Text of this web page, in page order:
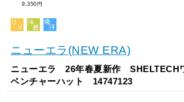
9,350円
ニューエラ(NEW ERA)
ニューエラ 26年春夏新作 SHELTECH
ベンチャーハット 14747123